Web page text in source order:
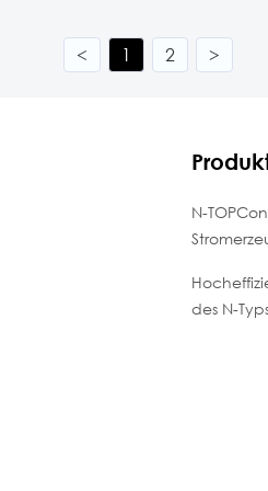
< 1 2 >
N-
des N-